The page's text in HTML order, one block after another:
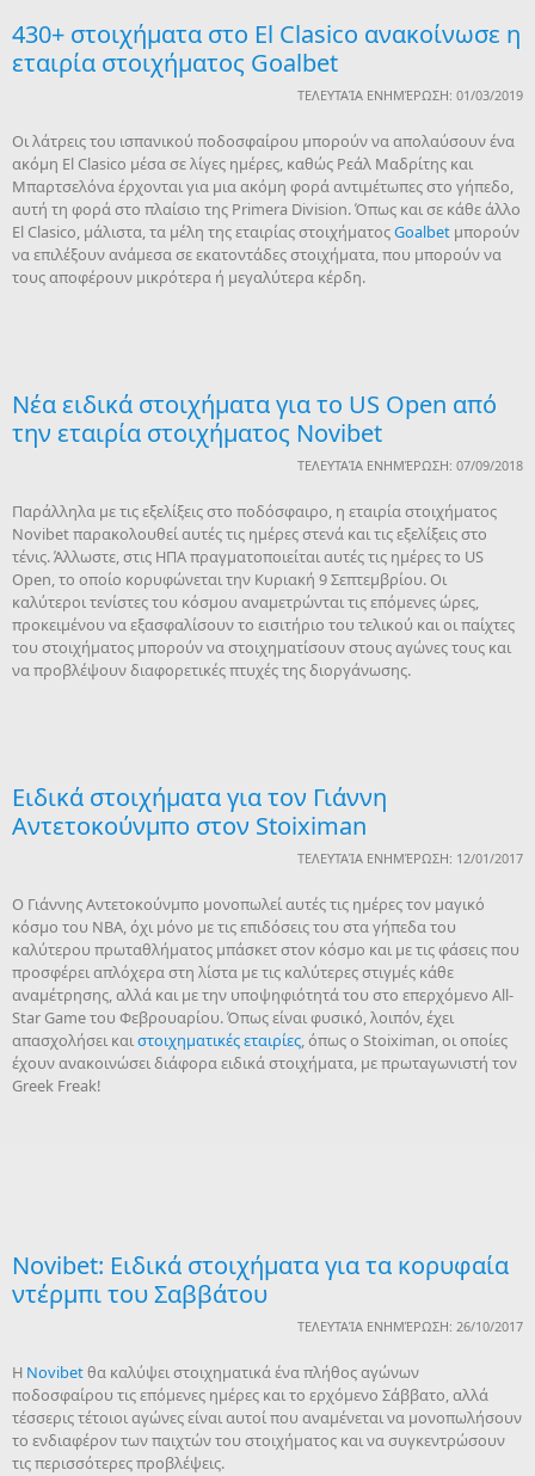
430+ στοιχήματα στο El Clasico ανακοίνωσε η
εταιρία στοιχήματος Goalbet
ΤΕΛΕΥΤΑΊΑ ΕΝΗΜΈΡΩΣΗ: 01/03/2019
Οι λάτρεις του ισπανικού ποδοσφαίρου μπορούν να απολαύσουν ένα
ακόμη El Clasico μέσα σε λίγες ημέρες, καθώς Ρεάλ Μαδρίτης και
Μπαρτσελόνα έρχονται για μια ακόμη φορά αντιμέτωπες στο γήπεδο,
αυτή τη φορά στο πλαίσιο της Primera Division. Όπως και σε κάθε άλλο
El Clasico, μάλιστα, τα μέλη της εταιρίας στοιχήματοςGoalbet μπορούν
να επιλέξουν ανάμεσα σε εκατοντάδες στοιχήματα, που μπορούν να
τους αποφέρουν μικρότερα ή μεγαλύτερα κέρδη.
Νέα ειδικά στοιχήματα για το US Open από
την εταιρία στοιχήματος Novibet
ΤΕΛΕΥΤΑΊΑ ΕΝΗΜΈΡΩΣΗ: 07/09/2018
Παράλληλα με τις εξελίξεις στο ποδόσφαιρο, η εταιρία στοιχήματος
Novibet παρακολουθεί αυτές τις ημέρες στενά και τις εξελίξεις στο
τένις. Άλλωστε, στις ΗΠΑ πραγματοποιείται αυτές τις ημέρες το US
Open, το οποίο κορυφώνεται την Κυριακή 9 Σεπτεμβρίου. Οι
καλύτεροι τενίστες του κόσμου αναμετρώνται τις επόμενες ώρες,
προκειμένου να εξασφαλίσουν το εισιτήριο του τελικού και οι παίχτες
του στοιχήματος μπορούν να στοιχηματίσουν στους αγώνες τους και
να προβλέψουν διαφορετικές πτυχές της διοργάνωσης.
Ειδικά στοιχήματα για τον Γιάννη
Αντετοκούνμπο στον Stoiximan
ΤΕΛΕΥΤΑΊΑ ΕΝΗΜΈΡΩΣΗ: 12/01/2017
Ο Γιάννης Αντετοκούνμπο μονοπωλεί αυτές τις ημέρες τον μαγικό
κόσμο του NBA, όχι μόνο με τις επιδόσεις του στα γήπεδα του
καλύτερου πρωταθλήματος μπάσκετ στον κόσμο και με τις φάσεις που
προσφέρει απλόχερα στη λίστα με τις καλύτερες στιγμές κάθε
αναμέτρησης, αλλά και με την υποψηφιότητά του στο επερχόμενο All-
Star Game του Φεβρουαρίου. Όπως είναι φυσικό, λοιπόν, έχει
απασχολήσει καιστοιχηματικές εταιρίες, όπως ο Stoiximan, οι οποίες
έχουν ανακοινώσει διάφορα ειδικά στοιχήματα, με πρωταγωνιστή τον
Greek Freak!
Novibet: Ειδικά στοιχήματα για τα κορυφαία
ντέρμπι του Σαββάτου
ΤΕΛΕΥΤΑΊΑ ΕΝΗΜΈΡΩΣΗ: 26/10/2017
Η Novibetθα καλύψει στοιχηματικά ένα πλήθος αγώνων
ποδοσφαίρου τις επόμενες ημέρες και το ερχόμενο Σάββατο, αλλά
τέσσερις τέτοιοι αγώνες είναι αυτοί που αναμένεται να μονοπωλήσουν
το ενδιαφέρον των παιχτών του στοιχήματος και να συγκεντρώσουν
τις περισσότερες προβλέψεις.